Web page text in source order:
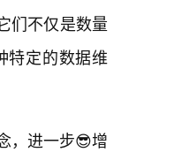
们不仅是数量
特定的数据维
，进一步😎增